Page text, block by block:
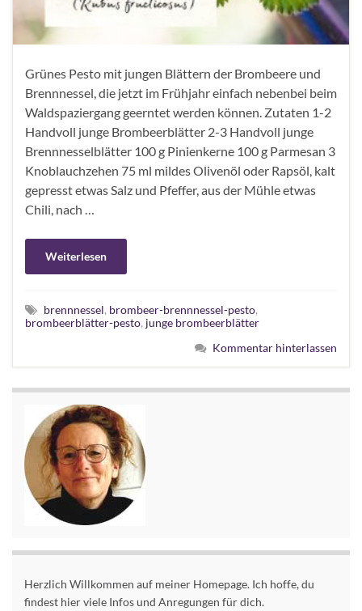
Grünes Pesto mit jungen Blättern der Brombeere und
Brennnessel, die jetzt im Frühjahr einfach nebenbei beim
Waldspaziergang geerntet werden können. Zutaten 1-2
Handvoll junge Brombeerblätter 2-3 Handvoll junge
Brennnesselblätter 100 g Pinienkerne 100 g Parmesan 3
Knoblauchzehen 75 ml mildes Olivenöl oder Rapsöl, kalt
gepresst etwas Salz und Pfeffer, aus der Mühle etwas
Chili, nach …
Weiterlesen
brennnessel, brombeer-brennnessel-pesto,
brombeerblätter-pesto, junge brombeerblätter
Kommentar hinterlassen
Herzlich Willkommen auf meiner Homepage. Ich hoffe, du
findest hier viele Infos und Anregungen für dich.